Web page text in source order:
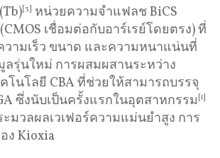
[3] หน่วยความจำแฟลช BiCS
เชื่อมต่อกับอาร์เรย์โดยตรง) ที่
วามเร็ว ขนาด และความหนาแน่นที่
ลรุ่นใหม่ การผสมผสานระหว่าง
นโลยี CBA ที่ช่วยให้สามารถบรรจุ
ซึ่งนับเป็นครั้งแรกในอุตสาหกรรม [1]
มวลผลเวเฟอร์ความแม่นยำสูง การ
ง Kioxia